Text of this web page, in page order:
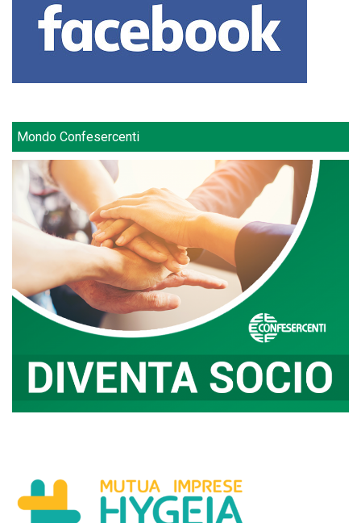
Mondo Confesercenti